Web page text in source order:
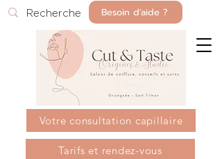
Besoin d'aide ?
Votre consultation capillaire
Tarifs et rendez-vous